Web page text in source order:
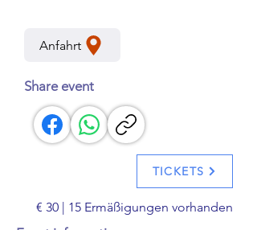
Anfahrt
Share event
TICKETS
€ 30 | 15 Ermäßigungen vorhanden